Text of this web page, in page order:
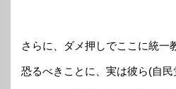
さらに、ダメ押しでここに統一
恐るべきことに、実は彼ら(自